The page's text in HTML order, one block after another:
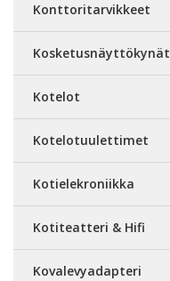
Konttoritarvikkeet
Kosketusnäyttökynät
Kotelot
Kotelotuulettimet
Kotielekroniikka
Kotiteatteri & Hifi
Kovalevyadapteri